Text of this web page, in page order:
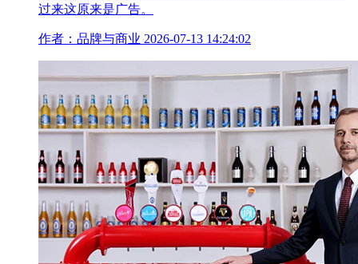
过来这原来是广告。
作者：品牌与商业 2026-07-13 14:24:02